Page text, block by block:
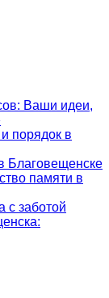
Ваши идеи,
порядок в
Благовещенске
памяти в
с заботой